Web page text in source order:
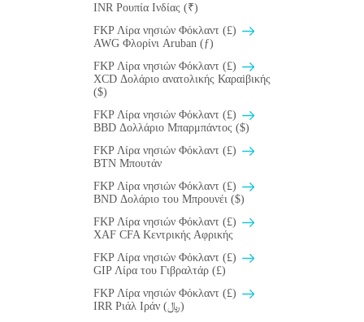
INR Ρουπία Ινδίας (₹)
FKP Λίρα νησιών Φόκλαντ (£)
AWG Φλορίνι Aruban (ƒ)
FKP Λίρα νησιών Φόκλαντ (£)
XCD Δολάριο ανατολικής Καραiβικής
($)
FKP Λίρα νησιών Φόκλαντ (£)
BBD Δολλάριο Μπαρμπάντος ($)
FKP Λίρα νησιών Φόκλαντ (£)
BTN Μπουτάν
FKP Λίρα νησιών Φόκλαντ (£)
BND Δολάριο του Μπρουνέι ($)
FKP Λίρα νησιών Φόκλαντ (£)
XAF CFA Κεντρικής Αφρικής
FKP Λίρα νησιών Φόκλαντ (£)
GIP Λίρα του Γιβραλτάρ (£)
FKP Λίρα νησιών Φόκλαντ (£)
IRR Ριάλ Ιράν (﷼)